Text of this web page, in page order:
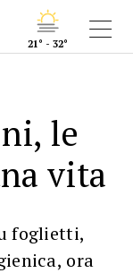
21° - 32°
le
vita
foglietti,
ora